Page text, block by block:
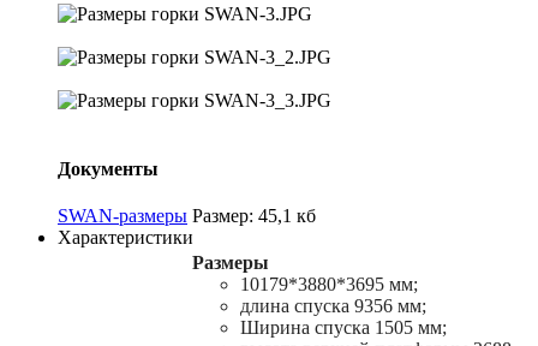
Документы
SWAN-размеры Размер: 45,1 кб
Характеристики
Размеры
10179*3880*3695 мм;
длина спуска 9356 мм;
Ширина спуска 1505 мм;